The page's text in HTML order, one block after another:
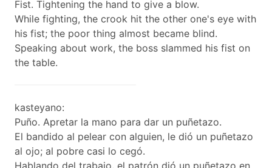
Fist. Tightening the hand to give a blow.
While fighting, the crook hit the other one's eye with
his fist; the poor thing almost became blind.
Speaking about work, the boss slammed his fist on
the table.
kasteyano:
Puño. Apretar la mano para dar un puñetazo.
El bandido al pelear con alguien, le dió un puñetazo
al ojo; al pobre casi lo cegó.
Hablando del trabajo, el patrón dió un puñetazo en